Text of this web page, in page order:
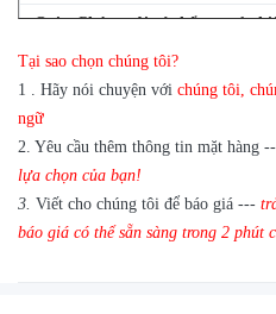
Q 4 : Chúng tôi có thể mua 1
Trả lời: Có, chúng tôi rất vui khi
nếu chúng tôi có mặt hàng bạn
Tại sao chọn chúng tôi?
1 . Hãy nói chuyện với chúng tôi,
ngữ
2. Yêu cầu thêm thông tin mặt hàng
lựa chọn của bạn!
3. Viết cho chúng tôi để báo giá ---
báo giá có thể sẵn sàng trong 2 phút